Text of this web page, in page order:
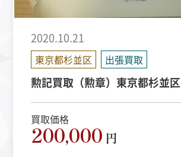
2020.10.21
東京都杉並区 出張買取
勲記買取（勲章）東京都杉並区
買取価格
200,000 円